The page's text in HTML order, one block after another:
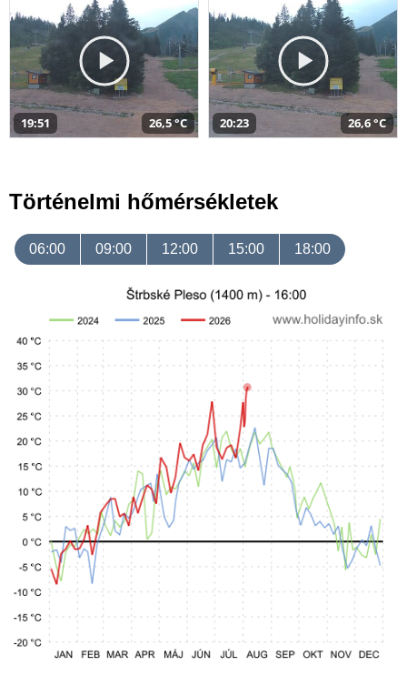
19:51 26,5 °C 20:23 26,6 °C
Történelmi hőmérsékletek
06:00 09:00 12:00 15:00 18:00